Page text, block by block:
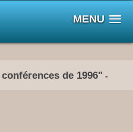
MENU
de 1996" -